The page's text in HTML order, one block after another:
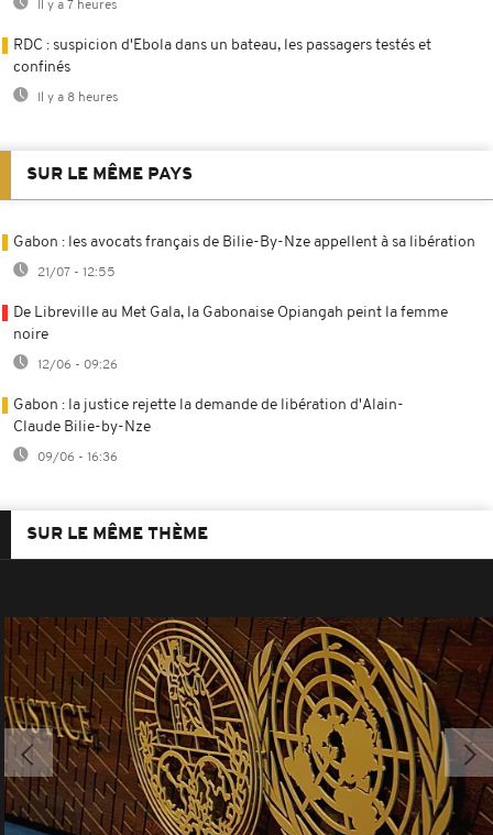
Il y a 7 heures
RDC : suspicion d'Ebola dans un bateau, les passagers testés et
confinés
Il y a 8 heures
SUR LE MÊME PAYS
Gabon : les avocats français de Bilie-By-Nze appellent à sa libération
21/07 - 12:55
De Libreville au Met Gala, la Gabonaise Opiangah peint la femme
noire
12/06 - 09:26
Gabon : la justice rejette la demande de libération d'Alain-
Claude Bilie-by-Nze
09/06 - 16:36
SUR LE MÊME THÈME